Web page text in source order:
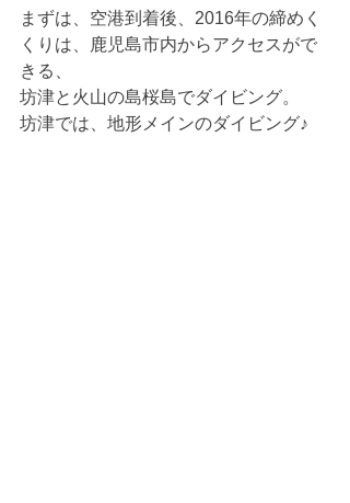
まずは、空港到着後、2016年の締めく
くりは、鹿児島市内からアクセスがで
きる、
坊津と火山の島桜島でダイビング。
坊津では、地形メインのダイビング♪